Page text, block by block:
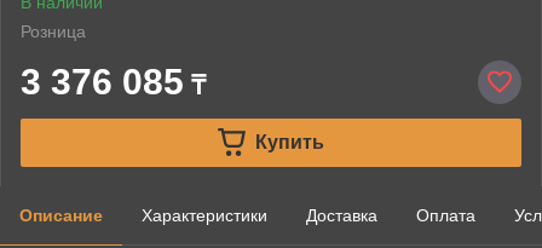
Розница
3 376 085 ₸
Купить
Описание Характеристики Доставка Оплата